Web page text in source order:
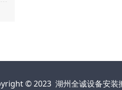
© 2023 湖州全诚设备安